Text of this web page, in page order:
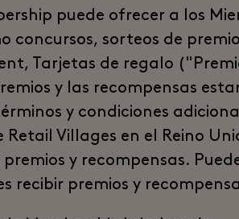
puede ofrecer a los
concursos, sorteos de
Tarjetas de regalo
y las recompensas
y condiciones
Retail Villages en el Reino
y recompensas.
recibir premios y